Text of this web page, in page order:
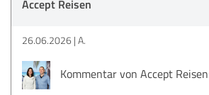
Accept Reisen
26.06.2026 A.
Kommentar von Accept